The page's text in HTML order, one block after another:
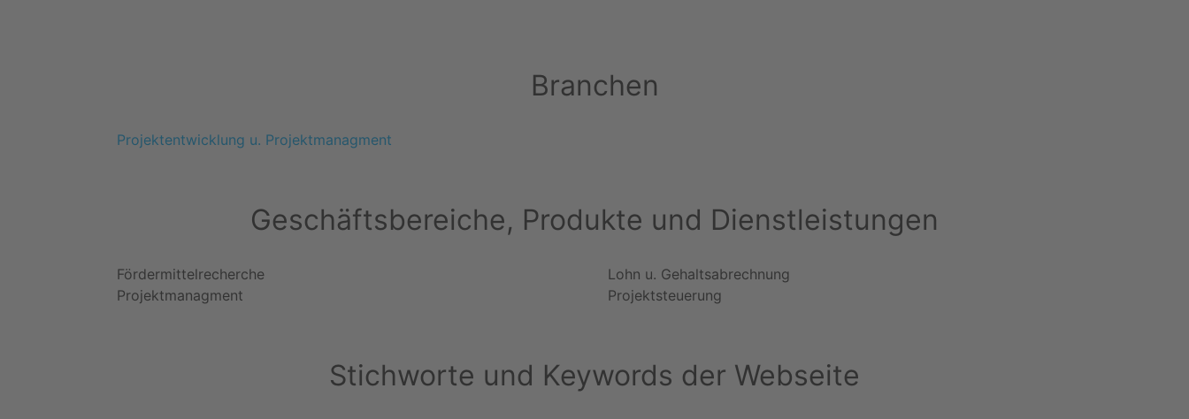
Branchen
Projektentwicklung u. Projektmanagment
Geschäftsbereiche, Produkte und Dienstleistungen
Fördermittelrecherche
Lohn u. Gehaltsabrechnung
Projektmanagment
Projektsteuerung
Stichworte und Keywords der Webseite